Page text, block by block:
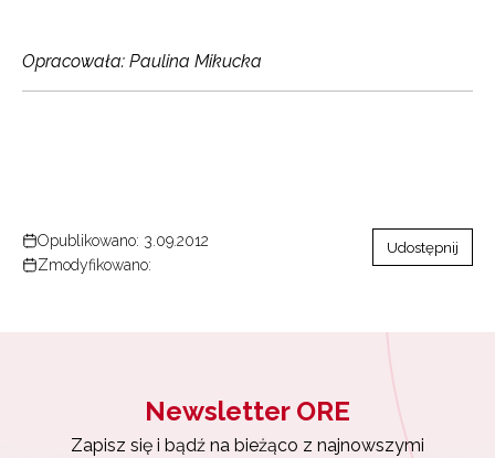
Opracowała: Paulina Mikucka
Opublikowano: 3.09.2012
Zmodyfikowano:
Udostępnij
Newsletter ORE
Zapisz się i bądź na bieżąco z najnowszymi